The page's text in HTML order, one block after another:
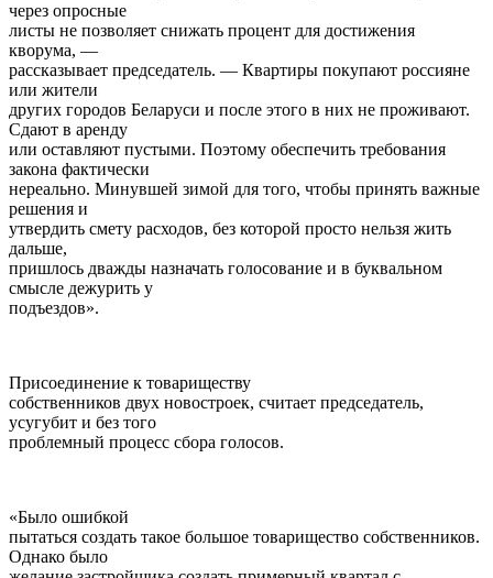
через опросные
листы не позволяет снижать процент для достижения
кворума, —
рассказывает председатель. — Квартиры покупают россияне
или жители
других городов Беларуси и после этого в них не проживают.
Сдают в аренду
или оставляют пустыми. Поэтому обеспечить требования
закона фактически
нереально. Минувшей зимой для того, чтобы принять важные
решения и
утвердить смету расходов, без которой просто нельзя жить
дальше,
пришлось дважды назначать голосование и в буквальном
смысле дежурить у
подъездов».
Присоединение к товариществу
собственников двух новостроек, считает председатель,
усугубит и без того
проблемный процесс сбора голосов.
«Было ошибкой
пытаться создать такое большое товарищество собственников.
Однако было